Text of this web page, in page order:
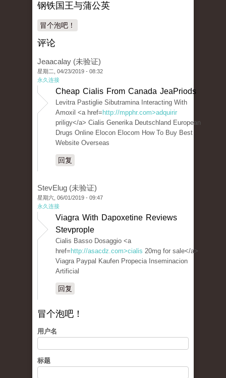
钢铁国王与蒲公英
冒个泡吧！
评论
Jeaacalay (未验证)
星期二, 04/23/2019 - 08:32
永久连接
Cheap Cialis From Canada JeaPriods
Levitra Pastiglie Sibutramina Interacting With
Amoxil <a href= http://mpphr.com>adquirir
priligy</a> Cialis Generika Deutschland European
Drugs Online Elocon Elocom How To Buy Best
Website Overseas
回复
StevElug (未验证)
星期六, 06/01/2019 - 09:47
永久连接
Viagra With Dapoxetine Reviews
Stevprople
Cialis Basso Dosaggio <a
href= http://asacdz.com>cialis 20mg for sale</a>
Viagra Paypal Kaufen Propecia Inseminacion
Artificial
回复
冒个泡吧！
用户名
标题